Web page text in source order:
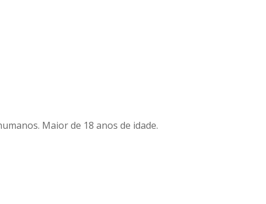
Maior de 18 anos de idade.